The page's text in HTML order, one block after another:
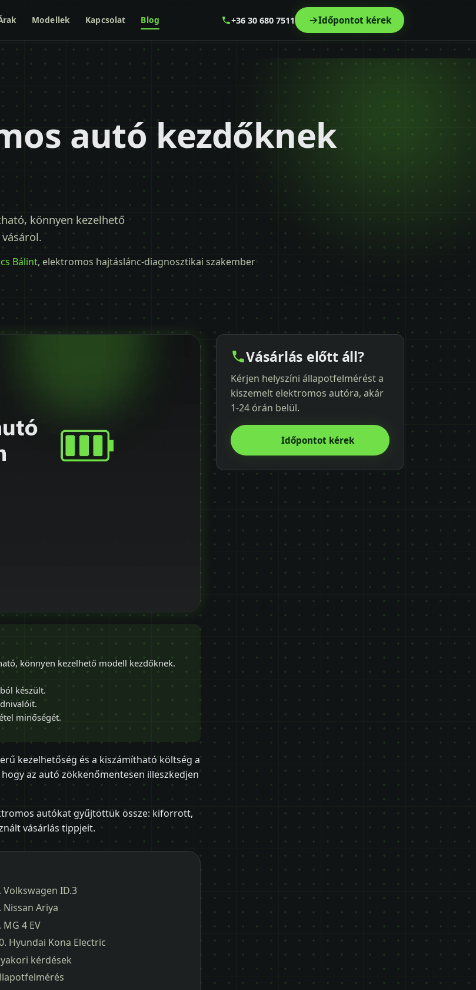
Modellek Kapcsolat Blog +36 30 680 7511 Időpontot kérek
autó kezdőknek
könnyen kezelhető
Bálint, elektromos hajtáslánc-diagnosztikai szakember
könnyen kezelhető modell kezdőknek.
készült.
minőségét.
kezelhetőség és a kiszámítható költség a
az autó zökkenőmentesen illeszkedjen
autókat gyűjtöttük össze: kiforrott,
vásárlás tippjeit.
Volkswagen ID.3
Nissan Ariya
MG 4 EV
Hyundai Kona Electric
kérdések
Vásárlás előtt áll?
Kérjen helyszíni állapotfelmérést a
kiszemelt elektromos autóra, akár
1-24 órán belül.
Időpontot kérek